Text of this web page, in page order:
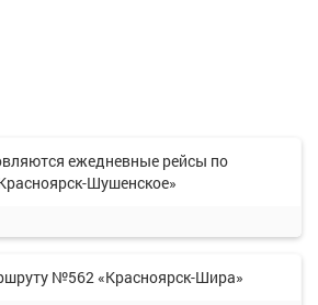
ежедневные рейсы по
Шушенское»
№562 «Красноярск-Шира»